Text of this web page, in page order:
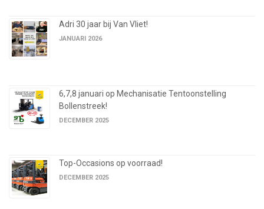
Adri 30 jaar bij Van Vliet!
JANUARI 2026
6,7,8 januari op Mechanisatie Tentoonstelling
Bollenstreek!
DECEMBER 2025
Top-Occasions op voorraad!
DECEMBER 2025